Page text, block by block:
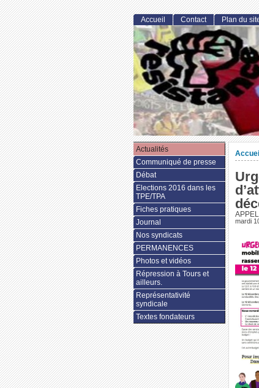
Accueil
mardi
Accueil Contact Plan du
Actualités
Communiqué de presse
Débat
Elections 2016 dans les
TPE/TPA
Fiches pratiques
Journal
Nos syndicats
PERMANENCES
Photos et vidéos
Répression à Tours et
ailleurs.
Représentativité
syndicale
Textes fondateurs